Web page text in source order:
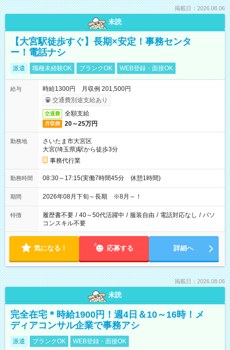
掲載日：2026.08.06
未読
【大宮駅徒歩すぐ】長期×安定！事務センタ
ー！電話ナシ
派遣 職種未経験OK ブランクOK WEB登録・面接OK
給与
時給1300円 月収例 201,500円
交通費別途支給あり
交通費 全額支給
月収例 20～25万円
勤務地
さいたま市大宮区
大宮(埼玉県)駅から徒歩3分
事務代行業
勤務時間 08:30～17:15(実働7時間45分 休憩1時間)
期間 2026年08月下旬～長期 ※8月～！
特徴 履歴書不要 / 40～50代活躍中 / 服装自由 / 電話対応なし / パソ
コンスキル不要
気になる！ 応募する 詳細へ
掲載日：2026.08.06
未読
完全在宅＊時給1900円！週4日＆10～16時！メ
ディアコンサル企業で事務アシ
派遣 ブランクOK WEB登録・面接OK